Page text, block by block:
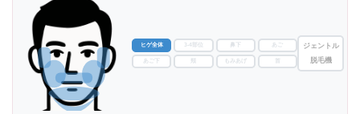
ヒゲ全体 3-4部位 鼻下 あご
あご下 もみあげ
ジェントル
脱毛機